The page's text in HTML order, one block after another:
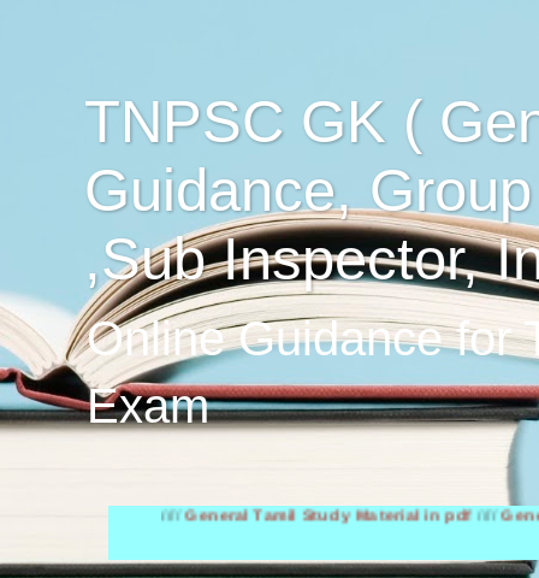
TNPSC GK (
Guidance,
,Sub Inspector,
Online Guidance for
Exam
General Tamil Study Material in pdf////General